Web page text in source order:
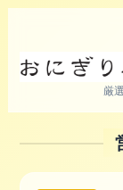
厳